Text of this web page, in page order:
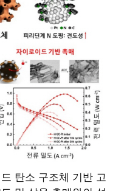
탄소 구조체 기반 고